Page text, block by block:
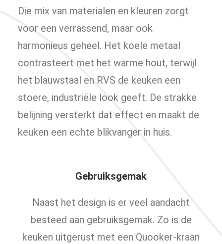
Die mix van materialen en kleuren zorgt
voor een verrassend, maar ook
harmonieus geheel. Het koele metaal
contrasteert met het warme hout, terwijl
het blauwstaal en RVS de keuken een
stoere, industriële look geeft. De strakke
belijning versterkt dat effect en maakt de
keuken een echte blikvanger in huis.
Gebruiksgemak
Naast het design is er veel aandacht
besteed aan gebruiksgemak. Zo is de
keuken uitgerust met een Quooker-kraan